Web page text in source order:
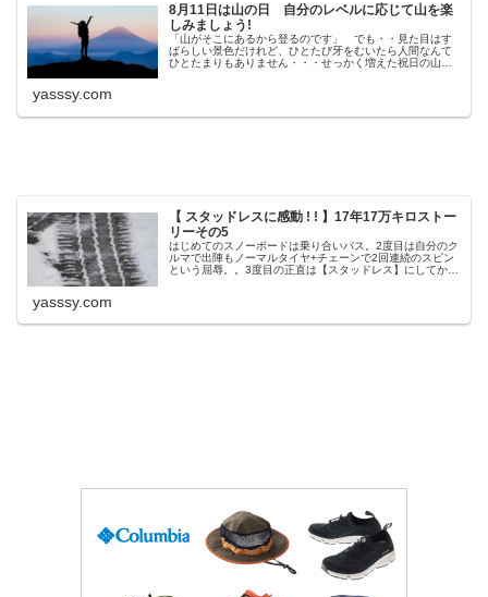
8月11日は山の日 自分のレベルに応じて山を楽
しみましょう!
「山がそこにあるから登るのです」 でも・・見た目はす
ばらしい景色だけれど、ひとたび牙をむいたら人間なんて
ひとたまりもありません・・・せっかく増えた祝日の山の
yasssy.com
【 スタッドレスに感動 ! ! 】17年17万キロストー
リーその5
はじめてのスノーボードは乗り合いバス。2度目は自分のク
ルマで出陣もノーマルタイヤ+チェーンで2回連続のスピン
という屈辱。。3度目の正直は【スタッドレス】にしてかな
yasssy.com